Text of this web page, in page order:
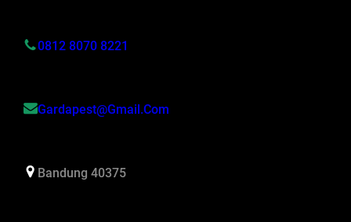
0812 8070 8221
Gardapest@gmail.com
Bandung 40375